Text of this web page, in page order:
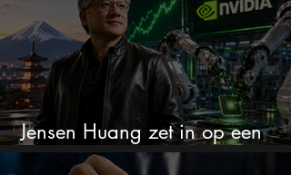
Jensen Huang zet in op een
aandeel dat bijna niemand kent